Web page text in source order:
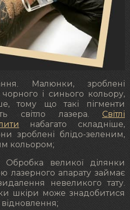
Малюнки, зроблені
і синього кольору,
тому що такі пігменти
світло лазера. Світлі
набагато складніше,
зроблені блідо-зеленим,
кольором;
Обробка великої ділянки
лазерного апарату займає
невеликого тату.
шкіри може знадобитися